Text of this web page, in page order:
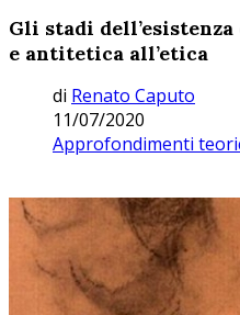
Gli stadi
e antitetica all’etica
di Renato Caputo
11/07/2020
Approfondimenti